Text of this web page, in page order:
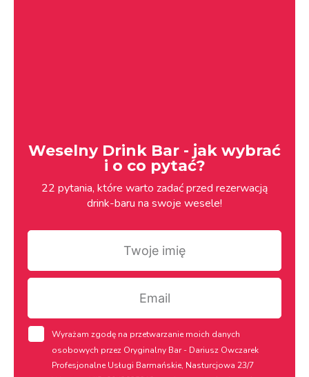
Weselny Drink Bar - jak wybrać
i o co pytać?
22 pytania, które warto zadać przed rezerwacją
drink-baru na swoje wesele!
Twoje
Email
Wyrażam zgodę na przetwarzanie moich danych
osobowych przez Oryginalny Bar - Dariusz Owczarek
Profesjonalne Usługi Barmańskie, Nasturcjowa 23/7